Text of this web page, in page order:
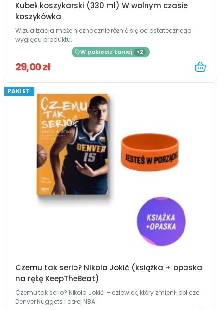
Kubek koszykarski (330 ml) W wolnym czasie
koszykówka
Wizualizacja może nieznacznie różnić się od ostatecznego
wyglądu produktu.
W pakiecie taniej +2
29,00 zł
PAKIET
Czemu tak serio? Nikola Jokić (książka + opaska
na rękę KeepTheBeat)
Czemu tak serio? Nikola Jokić – człowiek, który zmienił oblicze
Denver Nuggets i całej NBA.